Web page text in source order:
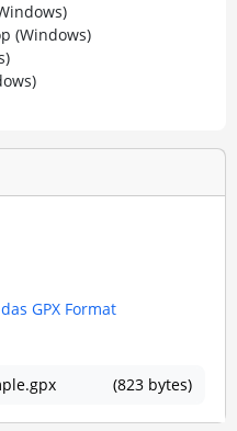
(Windows)
GPX Format
(823 bytes)